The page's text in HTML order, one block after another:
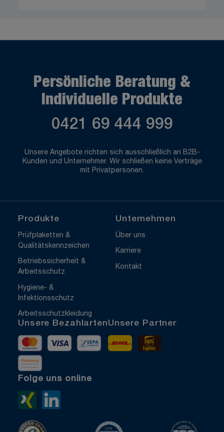
Persönliche Beratung &
Individuelle Produkte
0421 69 444 999
Unsere Angebote richten sich ausschließlich an B2B-
Kunden und Unternehmer. Wir schließen keine Verträge
mit Privatpersonen.
Produkte
Prüfplaketten &
Qualitätskennzeichen
Betriebssicherheit &
Arbeitsschutz
Hygiene- &
Infektionsschutz
Arbeitsschutzkleidung
Unternehmen
Über uns
Karriere
Kontakt
Unsere Bezahlarten
MastercardVisa Vorkasse
Rechnung
Unsere Partner
DHL
Folge uns online
Xing>
ISO 9001 zertifiziert